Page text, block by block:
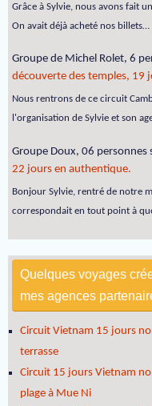
Grâce à Sylvie, nous avons fait
On avait déjà acheté nos billets…
Groupe de Michel Rolet, 6
découverte des temples, 19
Nous rentrons de ce circuit
l'organisation de Sylvie et son
Groupe Doux, 06 personnes
22 jours en authentique.
Bonjour Sylvie, rentré de notre
correspondait en tout point à
Quelques voyages
mes agences
Circuit Vietnam 15 jours
terrasse
Circuit 15 jours Vietnam
plage à Mue Ni